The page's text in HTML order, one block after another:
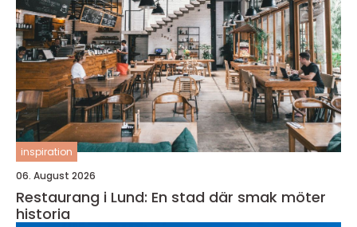
inspiration
06. August 2026
Restaurang i Lund: En stad där smak möter
historia